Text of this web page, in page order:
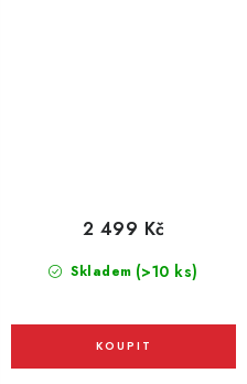
Skladem (>10 ks)
2 499 Kč